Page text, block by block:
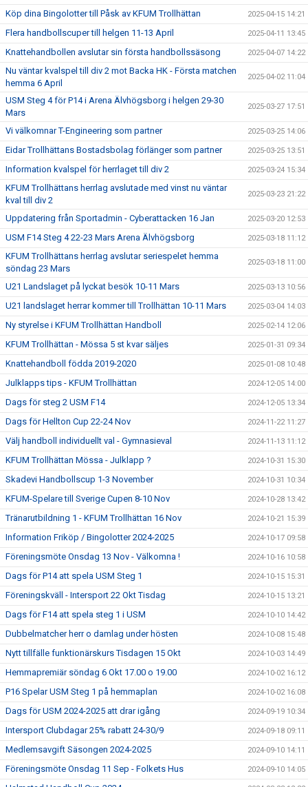
Köp dina Bingolotter till Påsk av KFUM Trollhättan 2025-04-15 14:21
Flera handbollscuper till helgen 11-13 April 2025-04-11 13:45
Knattehandbollen avslutar sin första handbollssäsong 2025-04-07 14:22
Nu väntar kvalspel till div 2 mot Backa HK - Första matchen
hemma 6 April
2025-04-02 11:04
USM Steg 4 för P14 i Arena Älvhögsborg i helgen 29-30
Mars
2025-03-27 17:51
Vi välkomnar T-Engineering som partner 2025-03-25 14:06
Eidar Trollhättans Bostadsbolag förlänger som partner 2025-03-25 13:51
Information kvalspel för herrlaget till div 2 2025-03-24 15:34
KFUM Trollhättans herrlag avslutade med vinst nu väntar
kval till div 2
2025-03-23 21:22
Uppdatering från Sportadmin - Cyberattacken 16 Jan 2025-03-20 12:53
USM F14 Steg 4 22-23 Mars Arena Älvhögsborg 2025-03-18 11:12
KFUM Trollhättans herrlag avslutar seriespelet hemma
söndag 23 Mars
2025-03-18 11:00
U21 Landslaget på lyckat besök 10-11 Mars 2025-03-13 10:56
U21 landslaget herrar kommer till Trollhättan 10-11 Mars 2025-03-04 14:03
Ny styrelse i KFUM Trollhättan Handboll 2025-02-14 12:06
KFUM Trollhättan - Mössa 5 st kvar säljes 2025-01-31 09:34
Knattehandboll födda 2019-2020 2025-01-08 10:48
Julklapps tips - KFUM Trollhättan 2024-12-05 14:00
Dags för steg 2 USM F14 2024-12-05 13:34
Dags för Hellton Cup 22-24 Nov 2024-11-22 11:27
Välj handboll individuellt val - Gymnasieval 2024-11-13 11:12
KFUM Trollhättan Mössa - Julklapp ? 2024-10-31 15:30
Skadevi Handbollscup 1-3 November 2024-10-31 10:34
KFUM-Spelare till Sverige Cupen 8-10 Nov 2024-10-28 13:42
Tränarutbildning 1 - KFUM Trollhättan 16 Nov 2024-10-21 15:39
Information Friköp / Bingolotter 2024-2025 2024-10-17 09:58
Föreningsmöte Onsdag 13 Nov - Välkomna ! 2024-10-16 10:58
Dags för P14 att spela USM Steg 1 2024-10-15 15:31
Föreningskväll - Intersport 22 Okt Tisdag 2024-10-15 13:21
Dags för F14 att spela steg 1 i USM 2024-10-10 14:42
Dubbelmatcher herr o damlag under hösten 2024-10-08 15:48
Nytt tillfälle funktionärskurs Tisdagen 15 Okt 2024-10-03 14:49
Hemmapremiär söndag 6 Okt 17.00 o 19.00 2024-10-02 16:12
P16 Spelar USM Steg 1 på hemmaplan 2024-10-02 16:08
Dags för USM 2024-2025 att drar igång 2024-09-19 10:34
Intersport Clubdagar 25% rabatt 24-30/9 2024-09-18 09:11
Medlemsavgift Säsongen 2024-2025 2024-09-10 14:11
Föreningsmöte Onsdag 11 Sep - Folkets Hus 2024-09-10 14:05